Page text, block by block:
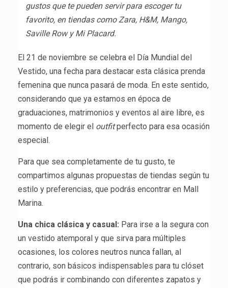
gustos que te pueden servir para escoger tu
favorito, en tiendas como Zara, H&M, Mango,
Saville Row y Mi Placard.
El 21 de noviembre se celebra el Día Mundial del
Vestido, una fecha para destacar esta clásica prenda
femenina que nunca pasará de moda. En este sentido,
considerando que ya estamos en época de
graduaciones, matrimonios y eventos al aire libre, es
momento de elegir el outfitperfecto para esa ocasión
especial.
Para que sea completamente de tu gusto, te
compartimos algunas propuestas de tiendas según tu
estilo y preferencias, que podrás encontrar en Mall
Marina.
Una chica clásica y casual: Para irse a la segura con
un vestido atemporal y que sirva para múltiples
ocasiones, los colores neutros nunca fallan, al
contrario, son básicos indispensables para tu clóset
que podrás ir combinando con diferentes zapatos y